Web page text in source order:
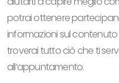
potrai ottenere
informazioni sul
troverai tutto ciò che ti
all’appuntamento.